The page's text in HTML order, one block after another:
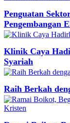
Penguatan
Pengembangan
Klinik Caya
Syariah
Raih Berkah